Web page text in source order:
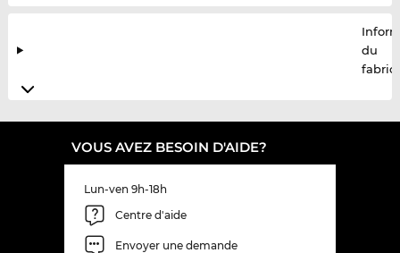
du
VOUS AVEZ BESOIN D'AIDE?
Lun-ven 9h-18h
Centre d'aide
Envoyer une demande